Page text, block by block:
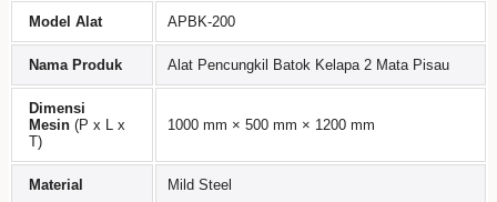
Model Alat APBK-200
Nama Produk Alat Pencungkil Batok Kelapa 2 Mata Pisau
Dimensi
Mesin (P x L x
T)
1000 mm × 500 mm × 1200 mm
Material Mild Steel